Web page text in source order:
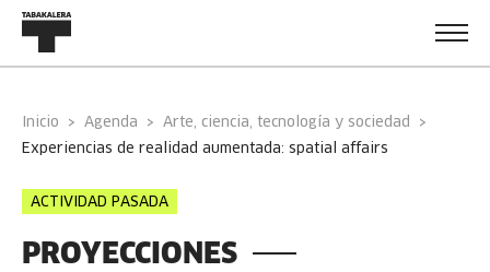
Inicio Agenda
Arte, ciencia, tecnología y sociedad
experiencias de realidad aumentada: spatial affairs
ACTIVIDAD PASADA
PROYECCIONES